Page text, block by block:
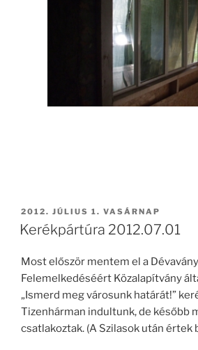
BEKÜLDVE:
2012. JÚLIUS 1. VASÁRNAP
Kerékpártúra 2012.07.01
Most először mentem el a
Felemelkedéséért Közalapítvány
„Ismerd meg városunk határát!”
Tizenhárman indultunk, de később
csatlakoztak. (A Szilasok után értek